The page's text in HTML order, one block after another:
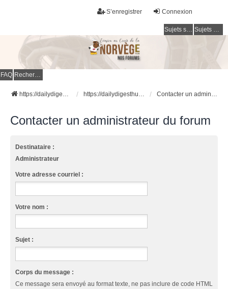
Connexion
S’enregistrer
Sujets sans réponse Sujets actifs
FAQ Rechercher
https://dailydigesthub.com https://dailydigesthub.com Contacter un administrateur du forum
Contacter un administrateur du forum
Destinataire :
Administrateur
Votre adresse courriel :
Votre nom :
Sujet :
Corps du message :
Ce message sera envoyé au format texte, ne pas inclure de code HTML